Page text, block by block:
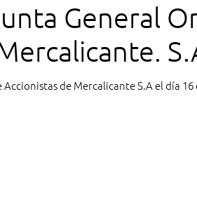
General
de Mercalicante S.A el día 16